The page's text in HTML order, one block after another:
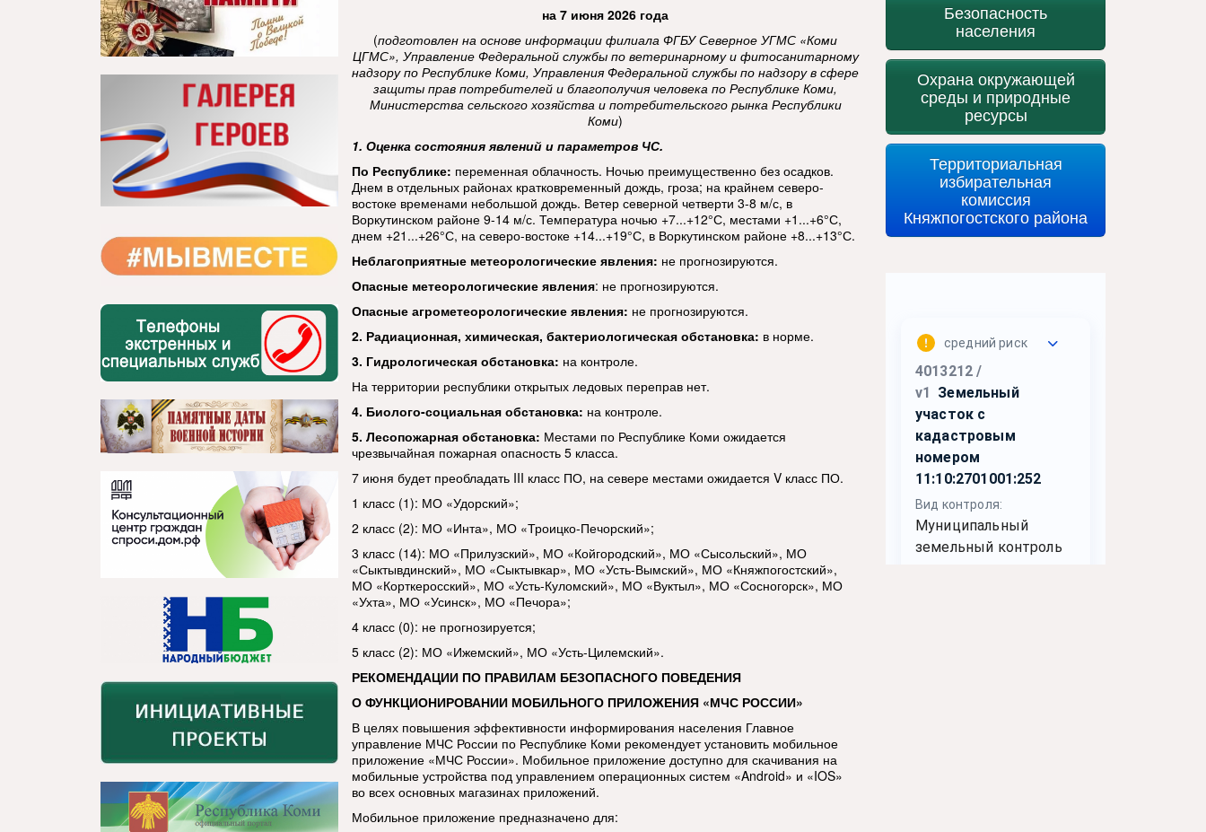
на 7 июня 2026 года
(подготовлен на основе информации филиала ФГБУ Северное УГМС «Коми
ЦГМС», Управление Федеральной службы по ветеринарному и фитосанитарному
надзору по Республике Коми, Управления Федеральной службы по надзору в сфере
защиты прав потребителей и благополучия человека по Республике Коми,
Министерства сельского хозяйства и потребительского рынка Республики
Коми)
1. Оценка состояния явлений и параметров ЧС.
По Республике: переменная облачность. Ночью преимущественно без осадков.
Днем в отдельных районах кратковременный дождь, гроза; на крайнем северо-
востоке временами небольшой дождь. Ветер северной четверти 3-8 м/с, в
Воркутинском районе 9-14 м/с. Температура ночью +7...+12°С, местами +1...+6°С,
днем +21...+26°С, на северо-востоке +14...+19°С, в Воркутинском районе +8...+13°С.
Неблагоприятные метеорологические явления: не прогнозируются.
Опасные метеорологические явления: не прогнозируются.
Опасные агрометеорологические явления: не прогнозируются.
2. Радиационная, химическая, бактериологическая обстановка: в норме.
3. Гидрологическая обстановка: на контроле.
На территории республики открытых ледовых переправ нет.
4. Биолого-социальная обстановка: на контроле.
5. Лесопожарная обстановка: Местами по Республике Коми ожидается
чрезвычайная пожарная опасность 5 класса.
7 июня будет преобладать III класс ПО, на севере местами ожидается V класс ПО.
1 класс (1): МО «Удорский»;
2 класс (2): МО «Инта», МО «Троицко-Печорский»;
3 класс (14): МО «Прилузский», МО «Койгородский», МО «Сысольский», МО
«Сыктывдинский», МО «Сыктывкар», МО «Усть-Вымский», МО «Княжпогостский»,
МО «Корткеросский», МО «Усть-Куломский», МО «Вуктыл», МО «Сосногорск», МО
«Ухта», МО «Усинск», МО «Печора»;
4 класс (0): не прогнозируется;
5 класс (2): МО «Ижемский», МО «Усть-Цилемский».
РЕКОМЕНДАЦИИ ПО ПРАВИЛАМ БЕЗОПАСНОГО ПОВЕДЕНИЯ
О ФУНКЦИОНИРОВАНИИ МОБИЛЬНОГО ПРИЛОЖЕНИЯ «МЧС РОССИИ»
В целях повышения эффективности информирования населения Главное
управление МЧС России по Республике Коми рекомендует установить мобильное
приложение «МЧС России». Мобильное приложение доступно для скачивания на
мобильные устройства под управлением операционных систем «Android» и «IOS»
во всех основных магазинах приложений.
Мобильное приложение предназначено для:
Безопасность
населения
Охрана окружающей
среды и природные
ресурсы
Территориальная
избирательная
комиссия
Княжпогостского района